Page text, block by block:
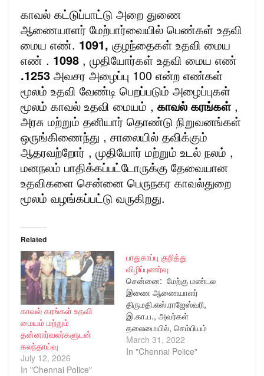
காவல் கட்டுப்பாட்டு அறை துணை
ஆணையாளர் மேற்பார்வையில் பெண்கள் உதவி
மைய எண். 1091, குழந்தைகள் உதவி மைய
எண் . 1098 , முதியோர்கள் உதவி மைய எண்
.1253 அவசர அழைப்பு 100 என்ற எண்கள்
மூலம் உதவி வேண்டி பெறப்படும் அழைப்புகள்
மூலம் காவல் உதவி மையம் , காவல் கரங்கள்,
அரசு மற்றும் தனியார் தொண்டு நிறுவனங்கள்
ஒருங்கிணைந்து , சாலையில் தவிக்கும்
ஆதரவற்றோர் , முதியோர் மற்றும் உடல் நலம் ,
மனநலம் பாதிக்கப்பட்டோருக்கு தேவையான
உதவிகளை சென்னை பெருநகர காவல்துறை
மூலம் வழங்கப்பட்டு வருகிறது.
Related
காவல் கரங்கள் உதவி
மையம் மற்றும்
தன்னார்வலர்களுடன்
கலந்தாய்வு
July 12, 2026
In "Chennai Police"
பாதுகாப்பு குறித்து
விழிப்புணர்வு
சென்னை: மேற்கு மண்டல
இணை ஆணையாளர்
திருமதி.எஸ்.ராஜேஸ்வரி,
இ.கா.ப., அவர்கள்
தலைமையில், செம்பியம்
பகுதியில் உள்ள அரசு
பெண்கள் பள்ளியில்
March 31, 2022
In "Chennai Police"